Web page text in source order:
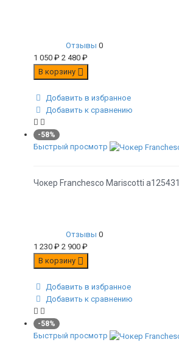
Отзывы 0
1 050 ₽ 2 480 ₽
В корзину
Добавить в избранное
Добавить к сравнению
-58%
Быстрый просмотр
Чокер Franchesco Mariscotti а125431
Отзывы 0
1 230 ₽ 2 900 ₽
В корзину
Добавить в избранное
Добавить к сравнению
-58%
Быстрый просмотр